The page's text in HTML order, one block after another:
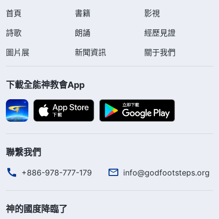
首頁 書籍
影視
詩歌
朗誦
經歷見證
圖片展
新聞資訊 關于我們
下載全能神教會App
聯繫我們
+886-978-777-179 info@godfootsteps.org
神的國度降臨了